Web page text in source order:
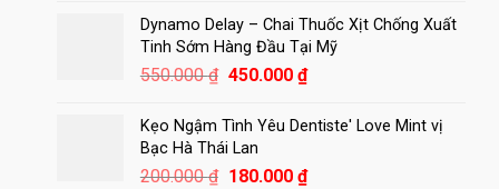
là:
250.000 ₫.
tại
là:
180.000 ₫.
Dynamo Delay – Chai Thuốc Xịt Chống Xuất
Tinh Sớm Hàng Đầu Tại Mỹ
550.000₫ Giá
là:
550.000 ₫.
450.000 ₫Giá
tại
450.000 ₫.
Kẹo Ngậm Tình Yêu Dentiste' Love Mint vị
Bạc Hà Thái Lan
200.000₫ Giá
180.000 ₫Giá